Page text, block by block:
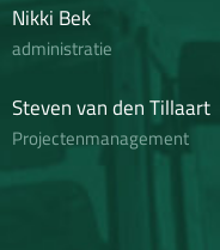
Nikki Bek
administratie
Steven van den Tillaart
Projectenmanagement